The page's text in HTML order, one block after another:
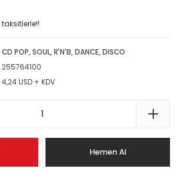
CD POP, SOUL, R'N'B, DANCE, DISCO
255764100
4,24 USD + KDV
Hemen Al